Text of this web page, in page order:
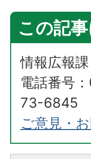
この記
情報広報課
電話番号
73-6845
ご意見・